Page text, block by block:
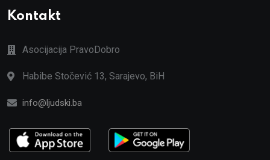
Kontakt
Asocijacija PravoDobro
Habibe Stočević 13, Sarajevo, BiH
info@ljudski.ba